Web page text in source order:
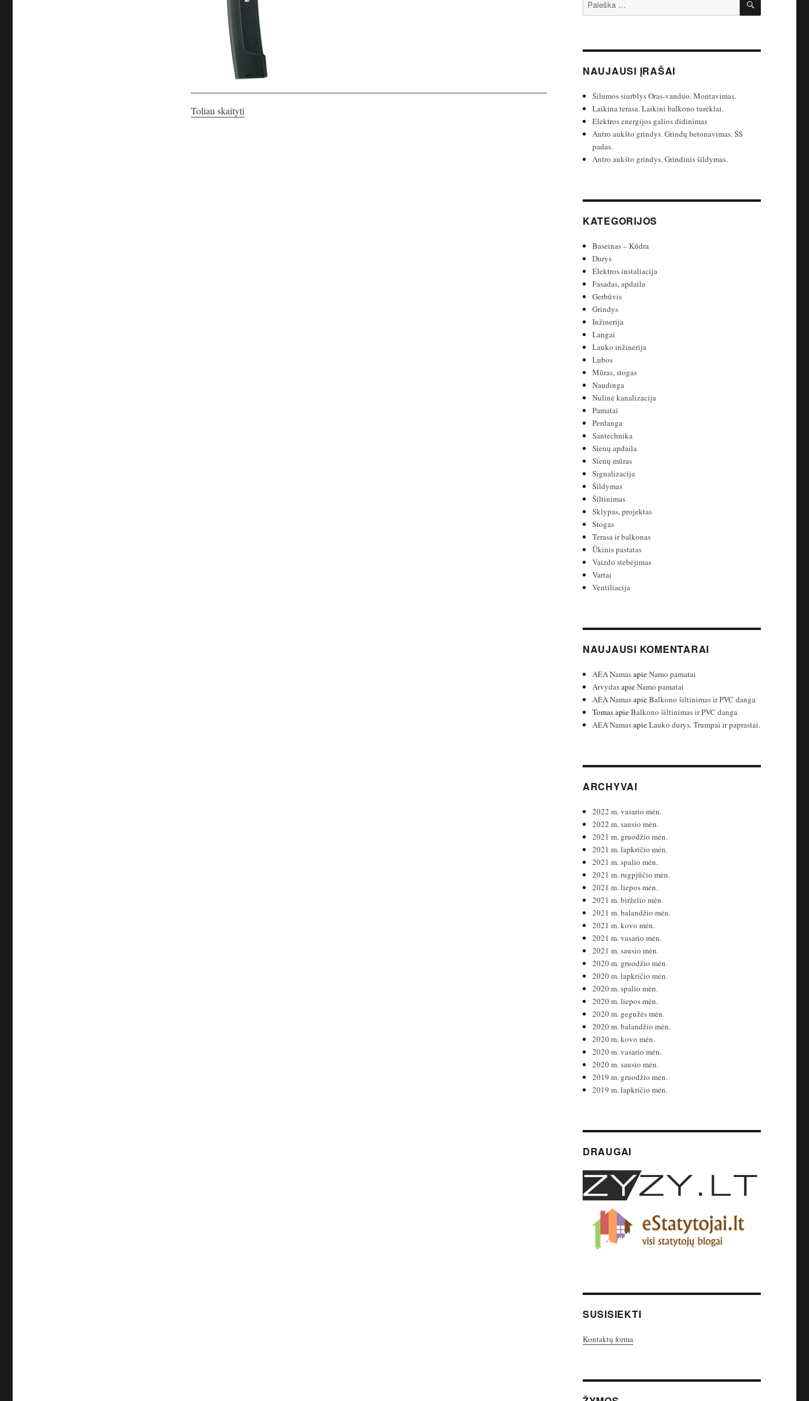
Toliau skaityti„Antro aukšto lubos”
NAUJAUSI ĮRAŠAI
Šilumos siurblys Oras-vanduo. Montavimas.
Laikina terasa. Laikini balkono turėklai.
Elektros energijos galios didinimas
Antro aukšto grindys. Grindų betonavimas. ŠS
padas.
Antro aukšto grindys. Grindinis šildymas.
KATEGORIJOS
Baseinas – Kūdra
Durys
Elektros instaliacija
Fasadas, apdaila
Gerbūvis
Grindys
Inžinerija
Langai
Lauko inžinerija
Lubos
Mūras, stogas
Naudinga
Nulinė kanalizacija
Pamatai
Perdanga
Santechnika
Sienų apdaila
Sienų mūras
Signalizacija
Šildymas
Šiltinimas
Sklypas, projektas
Stogas
Terasa ir balkonas
Ūkinis pastatas
Vaizdo stebėjimas
Vartai
Ventiliacija
NAUJAUSI KOMENTARAI
AEA NamasapieNamo pamatai
ArvydasapieNamo pamatai
AEA NamasapieBalkono šiltinimas ir PVC danga
TomasapieBalkono šiltinimas ir PVC danga
AEA NamasapieLauko durys. Trumpai ir paprastai.
ARCHYVAI
2022 m. vasario mėn.
2022 m. sausio mėn.
2021 m. gruodžio mėn.
2021 m. lapkričio mėn.
2021 m. spalio mėn.
2021 m. rugpjūčio mėn.
2021 m. liepos mėn.
2021 m. birželio mėn.
2021 m. balandžio mėn.
2021 m. kovo mėn.
2021 m. vasario mėn.
2021 m. sausio mėn.
2020 m. gruodžio mėn.
2020 m. lapkričio mėn.
2020 m. spalio mėn.
2020 m. liepos mėn.
2020 m. gegužės mėn.
2020 m. balandžio mėn.
2020 m. kovo mėn.
2020 m. vasario mėn.
2020 m. sausio mėn.
2019 m. gruodžio mėn.
2019 m. lapkričio mėn.
DRAUGAI
SUSISIEKTI
Kontaktų forma